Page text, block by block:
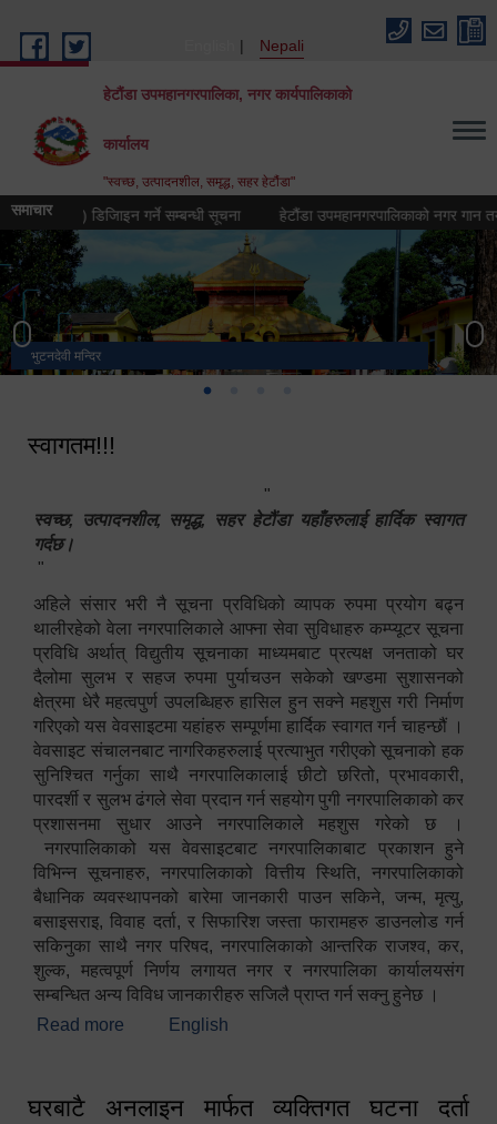
Nepali
हेटौंडा उपमहानगरपालिका, नगर कार्यपालिकाको
कार्यालय
"स्वच्छ, उत्पादनशील, समृद्ध, सहर हेटौंडा"
समाचार
(लोगो) डिजिाइन गर्ने सम्बन्धी सूचना हेटौंडा उपमहानगरपालिकाको नगर गान तयार
भुटनदेवी मन्दिर
स्मारक
हेटौंडा उपमहानगरपालिका नगर कार्यपालिकाको कार्यालय
मनकामना डाँडाबाट देखिएको दृश्य
स्वागतम!!!
"
स्वच्छ, उत्पादनशील, समृद्ध, सहर हेटौंडा यहाँहरुलाई हार्दिक स्वागत
गर्दछ।
"
अहिले संसार भरी नै सूचना प्रविधिको व्यापक रुपमा प्रयोग बढ्न
थालीरहेको वेला नगरपालिकाले आफ्ना सेवा सुविधाहरु कम्प्यूटर सूचना
प्रविधि अर्थात् विद्युतीय सूचनाका माध्यमबाट प्रत्यक्ष जनताको घर
दैलोमा सुलभ र सहज रुपमा पुर्याचउन सकेको खण्डमा सुशासनको
क्षेत्रमा धेरै महत्वपुर्ण उपलब्धिहरु हासिल हुन सक्ने महशुस गरी निर्माण
गरिएको यस वेवसाइटमा यहांहरु सम्पूर्णमा हार्दिक स्वागत गर्न चाहन्छौं ।
वेवसाइट संचालनबाट नागरिकहरुलाई प्रत्याभुत गरीएको सूचनाको हक
सुनिश्चित गर्नुका साथै नगरपालिकालाई छीटो छरितो, प्रभावकारी,
पारदर्शी र सुलभ ढंगले सेवा प्रदान गर्न सहयोग पुगी नगरपालिकाको कर
प्रशासनमा सुधार आउने नगरपालिकाले महशुस गरेको छ ।
नगरपालिकाको यस वेवसाइटबाट नगरपालिकाबाट प्रकाशन हुने
विभिन्न सूचनाहरु, नगरपालिकाको वित्तीय स्थिति, नगरपालिकाको
बैधानिक व्यवस्थापनको बारेमा जानकारी पाउन सकिने, जन्म, मृत्यु,
बसाइसराइ, विवाह दर्ता, र सिफारिश जस्ता फारामहरु डाउनलोड गर्न
सकिनुका साथै नगर परिषद, नगरपालिकाको आन्तरिक राजश्व, कर,
शुल्क, महत्वपूर्ण निर्णय लगायत नगर र नगरपालिका कार्यालयसंग
सम्बन्धित अन्य विविध जानकारीहरु सजिलै प्राप्त गर्न सक्नु हुनेछ ।
Read more about स्वागतम!!!
English
घरबाटै अनलाइन मार्फत व्यक्तिगत घटना दर्ता